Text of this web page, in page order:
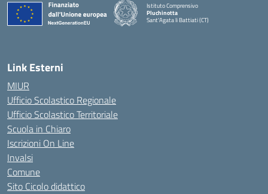
Istituto Comprensivo
Pluchinotta
Sant'Agata li Battiati (CT)
— Visita la pagina iniziale della scuola
Link Esterni
MIUR
Ufficio Scolastico Regionale
Ufficio Scolastico Territoriale
Scuola in Chiaro
Iscrizioni On Line
Invalsi
Comune
Sito Cicolo didattico